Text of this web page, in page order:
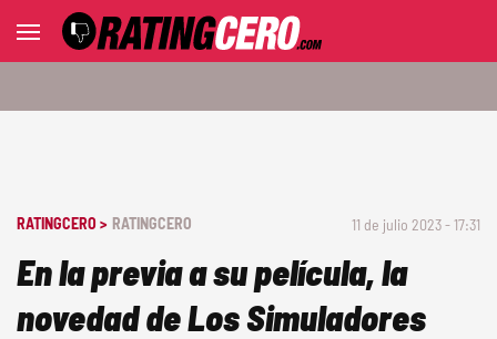
RATINGCERO > RATINGCERO 11 de julio 2023 - 17:31
En la previa a su película, la
novedad de Los Simuladores